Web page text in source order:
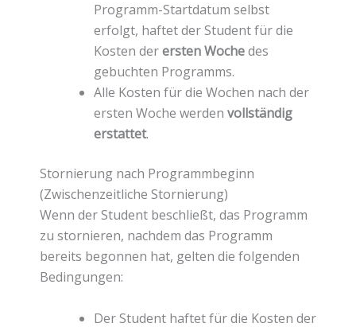
Programm-Startdatum selbst
erfolgt, haftet der Student für die
Kosten derersten Wochedes
gebuchten Programms.
Alle Kosten für die Wochen nach der
ersten Woche werden vollständig
erstattet.
Stornierung nach Programmbeginn
(Zwischenzeitliche Stornierung)
Wenn der Student beschließt, das Programm
zu stornieren, nachdem das Programm
bereits begonnen hat, gelten die folgenden
Bedingungen:
Der Student haftet für die Kosten der